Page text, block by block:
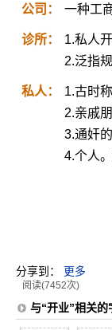
公司： 一种工
诊所：
1.私人
2.泛指
私人：
1.古时
2.亲戚
3.通奸的
4.个人
分享到： 更多
阅读(7452次)
与“开业”相关的